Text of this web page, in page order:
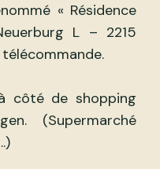
« Résidence
L – 2215
côté de shopping
(Supermarché